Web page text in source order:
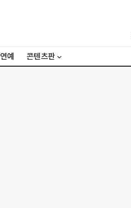
예 콘텐츠판